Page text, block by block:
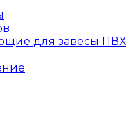
для завесы ПВХ